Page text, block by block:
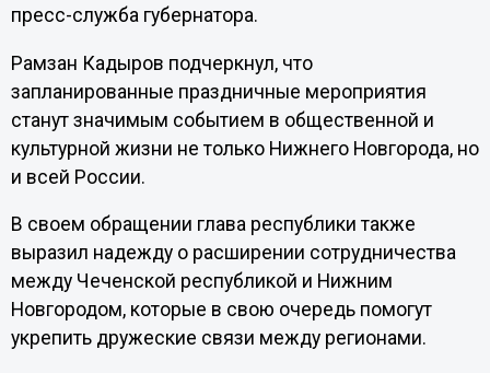
пресс-служба губернатора.
Рамзан Кадыров подчеркнул, что
запланированные праздничные мероприятия
станут значимым событием в общественной и
культурной жизни не только Нижнего Новгорода, но
и всей России.
В своем обращении глава республики также
выразил надежду о расширении сотрудничества
между Чеченской республикой и Нижним
Новгородом, которые в свою очередь помогут
укрепить дружеские связи между регионами.